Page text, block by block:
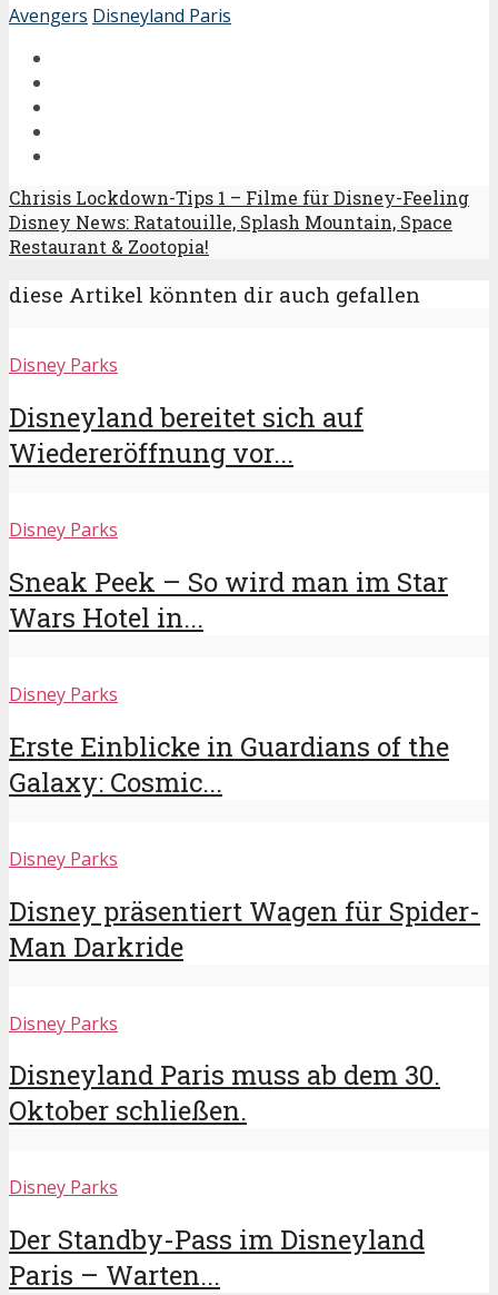
Avengers Disneyland Paris
Chrisis Lockdown-Tips 1 – Filme für Disney-Feeling
Disney News: Ratatouille, Splash Mountain, Space
Restaurant & Zootopia!
diese Artikel könnten dir auch gefallen
Disney Parks
Disneyland bereitet sich auf
Wiedereröffnung vor...
Disney Parks
Sneak Peek – So wird man im Star
Wars Hotel in...
Disney Parks
Erste Einblicke in Guardians of the
Galaxy: Cosmic...
Disney Parks
Disney präsentiert Wagen für Spider-
Man Darkride
Disney Parks
Disneyland Paris muss ab dem 30.
Oktober schließen.
Disney Parks
Der Standby-Pass im Disneyland
Paris – Warten...